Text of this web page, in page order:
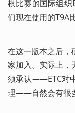
棋比赛的国际组
们现在使用的T9A
在这一版本之后，
家加入。实际上，
须承认——ETC对
理——自然会有很